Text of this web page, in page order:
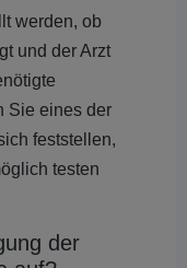
werden, ob
und der Arzt
Sie eines der
feststellen,
testen
der